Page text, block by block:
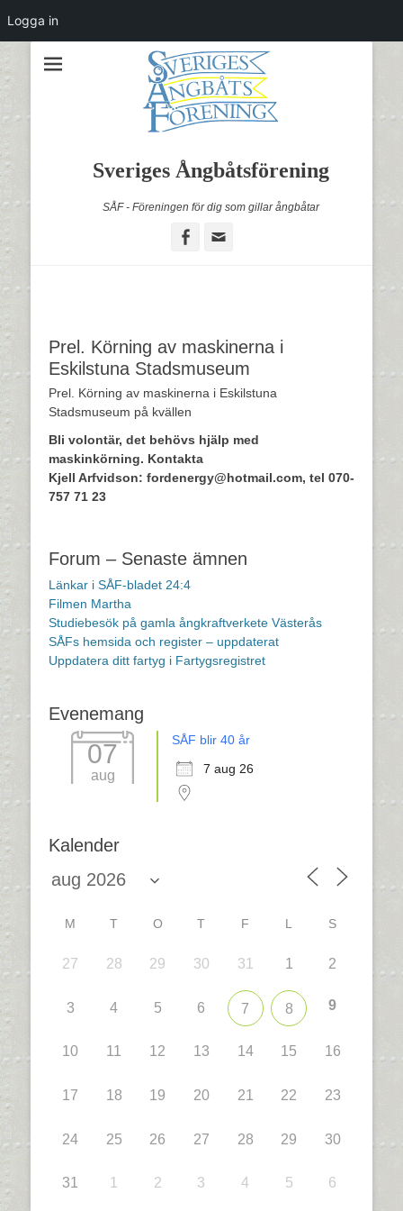
Sveriges Ångbåtsförening
SÅF - Föreningen för dig som gillar ångbåtar
Facebook
Prel. Körning av maskinerna i
Eskilstuna Stadsmuseum
Prel. Körning av maskinerna i Eskilstuna
Stadsmuseum på kvällen
Bli volontär, det behövs hjälp med
maskinkörning. Kontakta
Kjell Arfvidson: fordenergy@hotmail.com, tel 070-
757 71 23
Forum – Senaste ämnen
Länkar i SÅF-bladet 24:4
Filmen Martha
Studiebesök på gamla ångkraftverkete Västerås
SÅFs hemsida och register – uppdaterat
Uppdatera ditt fartyg i Fartygsregistret
Evenemang
07
aug
SÅF blir 40 år
7 aug 26
Kalender
M T O T F L S
27 28 29 30 31 1 2
3 4 5 6 7 8 9
10 11 12 13 14 15 16
17 18 19 20 21 22 23
24 25 26 27 28 29 30
31 1 2 3 4 5 6
Logga in